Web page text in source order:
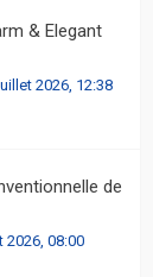
& Elegant
2026, 12:38
de
2026, 08:00